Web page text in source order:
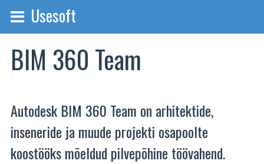
Usesoft
BIM 360 Team
Autodesk BIM 360 Team on arhitektide,
inseneride ja muude projekti osapoolte
koostööks mõeldud pilvepõhine töövahend.